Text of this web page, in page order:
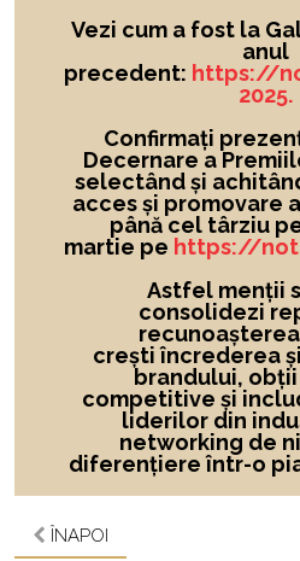
Vezi cum a fost la
anul
precedent: https://
2025.
Confirmați
Decernare a
selectând și
acces și promovare
până cel târziu
martie pe https://
Astfel menții
consolidezi
crești încrederea
brandului,
competitive și
liderilor din
networking de
diferențiere într-o
ÎNAPOI